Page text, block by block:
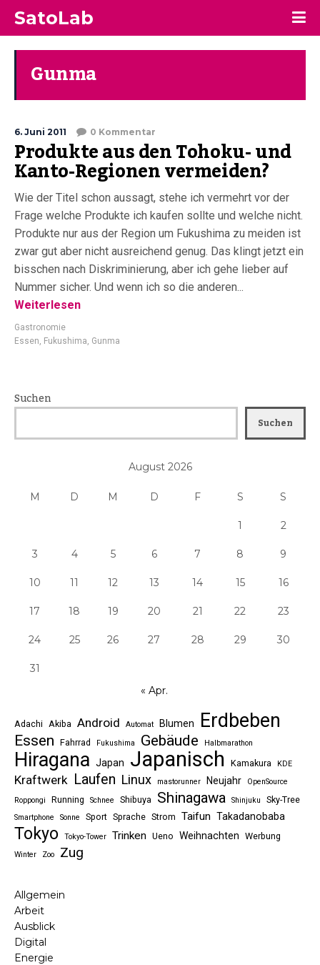
SatoLab
Gunma
6. Juni 2011 0 Kommentar
Produkte aus den Tohoku- und
Kanto-Regionen vermeiden?
Wie der Titel schon aussagt, stehe ich vermehrt vor der
Frage welche Produkte ich kaufen sollte und welche nicht.
Produkte nur aus der Region um Fukushima zu meiden ist
zwar gut aber nicht ausreichend genug. Das klingt jetzt ein
bisschen nach Diskriminierung, aber ich gehe lieber auf
Nummer sicher. Und wenn ich so die anderen...
Weiterlesen
Gastronomie
Essen, Fukushima, Gunma
Suchen
Suchen
August 2026
M D M D F S S
1 2
3 4 5 6 7 8 9
10 11 12 13 14 15 16
17 18 19 20 21 22 23
24 25 26 27 28 29 30
31
« Apr.
Adachi Akiba Android Automat Blumen Erdbeben
Essen Fahrrad Fukushima Gebäude Halbmarathon
Hiragana Japan Japanisch Kamakura KDE
Kraftwerk Laufen Linux mastorunner Neujahr
OpenSource
Roppongi
Running Schnee Shibuya Shinagawa Shinjuku Sky-Tree
Smartphone Sonne Sport Sprache Strom Taifun Takadanobaba
Tokyo Tokyo-Tower Trinken Ueno Weihnachten Werbung
Winter Zoo Zug
Allgemein
Arbeit
Ausblick
Digital
Energie